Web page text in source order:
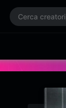
3/07/2025